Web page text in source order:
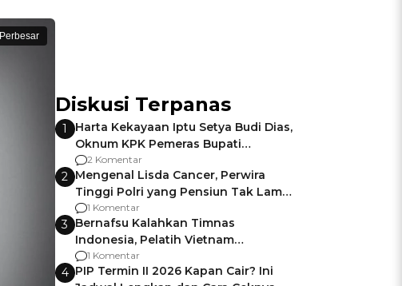
Perbesar
Diskusi Terpanas
1
Harta Kekayaan Iptu Setya Budi Dias,
Oknum KPK Pemeras Bupati
Pemalang
2 Komentar
2 Mengenal Lisda Cancer, Perwira
Tinggi Polri yang Pensiun Tak Lama
Usai Jadi Brigjen
1 Komentar
3 Bernafsu Kalahkan Timnas
Indonesia, Pelatih Vietnam
Berencana Pakai Jimat di Pakansari
1 Komentar
4 PIP Termin II 2026 Kapan Cair? Ini